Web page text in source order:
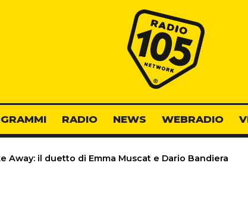
Radio 105
RADIO NEWS WEBRADIO
Away: il duetto di Emma Muscat e Dario Bandiera